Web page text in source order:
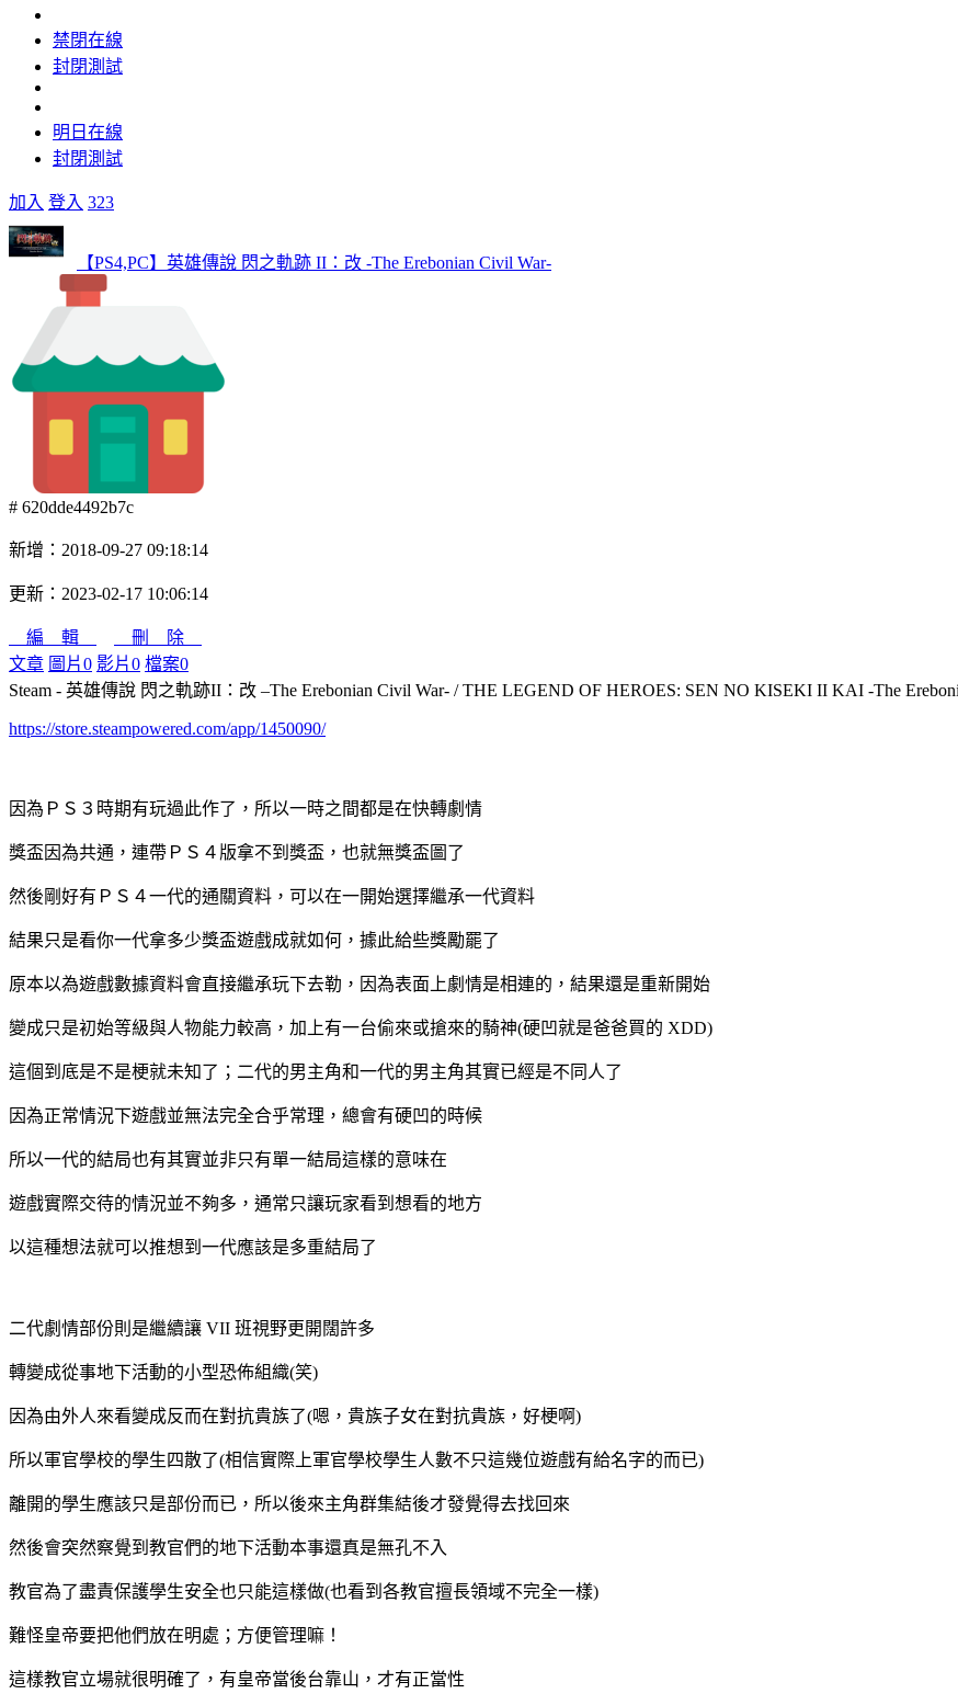
禁閉在線
封閉測試
明日在線
封閉測試
加入 登入 323
【PS4,PC】英雄傳說 閃之軌跡 II：改 -The Erebonian Civil War-
# 620dde4492b7c
新增：2018-09-27 09:18:14
更新：2023-02-17 10:06:14
編 輯
刪 除
文章 圖片0 影片0 檔案0
Steam - 英雄傳說 閃之軌跡II：改 –The Erebonian Civil War- / THE LEGEND OF HEROES: SEN NO KISEKI II KAI -The
https://store.steampowered.com/app/1450090/
因為ＰＳ３時期有玩過此作了，所以一時之間都是在快轉劇情
獎盃因為共通，連帶ＰＳ４版拿不到獎盃，也就無獎盃圖了
然後剛好有ＰＳ４一代的通關資料，可以在一開始選擇繼承一代資料
結果只是看你一代拿多少獎盃遊戲成就如何，據此給些獎勵罷了
原本以為遊戲數據資料會直接繼承玩下去勒，因為表面上劇情是相連的，結果還是重新開始
變成只是初始等級與人物能力較高，加上有一台偷來或搶來的騎神(硬凹就是爸爸買的 XDD)
這個到底是不是梗就未知了；二代的男主角和一代的男主角其實已經是不同人了
因為正常情況下遊戲並無法完全合乎常理，總會有硬凹的時候
所以一代的結局也有其實並非只有單一結局這樣的意味在
遊戲實際交待的情況並不夠多，通常只讓玩家看到想看的地方
以這種想法就可以推想到一代應該是多重結局了
二代劇情部份則是繼續讓 VII 班視野更開闊許多
轉變成從事地下活動的小型恐佈組織(笑)
因為由外人來看變成反而在對抗貴族了(嗯，貴族子女在對抗貴族，好梗啊)
所以軍官學校的學生四散了(相信實際上軍官學校學生人數不只這幾位遊戲有給名字的而已)
離開的學生應該只是部份而已，所以後來主角群集結後才發覺得去找回來
然後會突然察覺到教官們的地下活動本事還真是無孔不入
教官為了盡責保護學生安全也只能這樣做(也看到各教官擅長領域不完全一樣)
難怪皇帝要把他們放在明處；方便管理嘛！
這樣教官立場就很明確了，有皇帝當後台靠山，才有正當性